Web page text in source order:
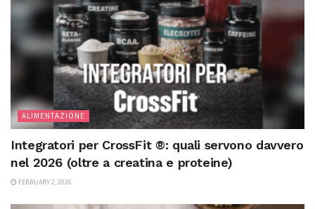
ALIMENTAZIONE
Integratori per CrossFit ®: quali servono davvero
nel 2026 (oltre a creatina e proteine)
FEBRUARY 2, 2026